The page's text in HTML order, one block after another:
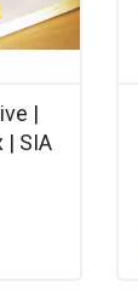
|
| SIA